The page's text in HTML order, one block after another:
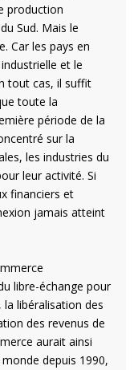
production
Sud. Mais le
Car les pays en
et le
tout cas, il suffit
toute la
période de la
sur la
les industries du
leur activité. Si
financiers et
jamais atteint
libre-échange pour
libéralisation des
des revenus de
aurait ainsi
depuis 1990,